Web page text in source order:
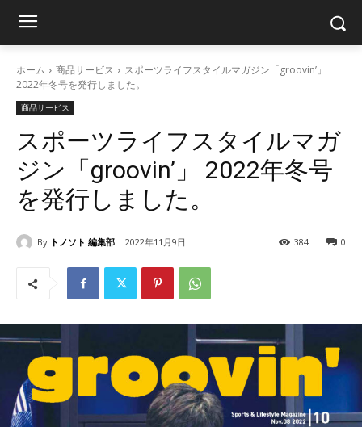
ホーム 商品サービス
スポーツライフスタイルマガジン「groovin’」
2022年冬号を発行しました。
商品サービス
スポーツライフスタイルマガ
ジン「groovin’」 2022年冬号
を発行しました。
By トノソト 編集部 2022年11月9日 0
384